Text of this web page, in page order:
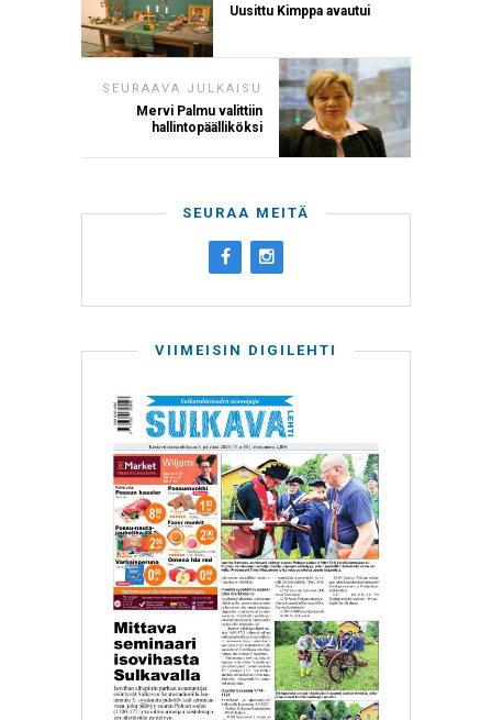
Uusittu Kimppa avautui
SEURAAVA JULKAISU
Mervi Palmu valittiin
hallintopäälliköksi
SEURAA MEITÄ
VIIMEISIN DIGILEHTI